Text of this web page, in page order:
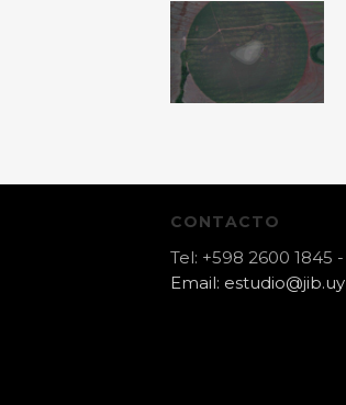
CONTACTO
Tel: +598 2600 1845 -
Email: estudio@jib.uy